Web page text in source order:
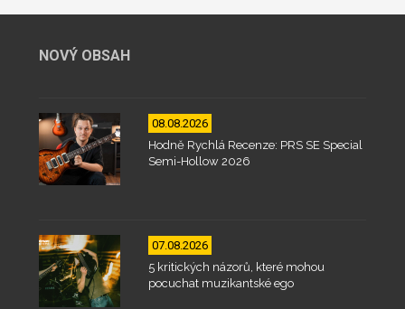
NOVÝ OBSAH
08.08.2026
Hodně Rychlá Recenze: PRS SE Special
Semi-Hollow 2026
07.08.2026
5 kritických názorů, které mohou
pocuchat muzikantské ego